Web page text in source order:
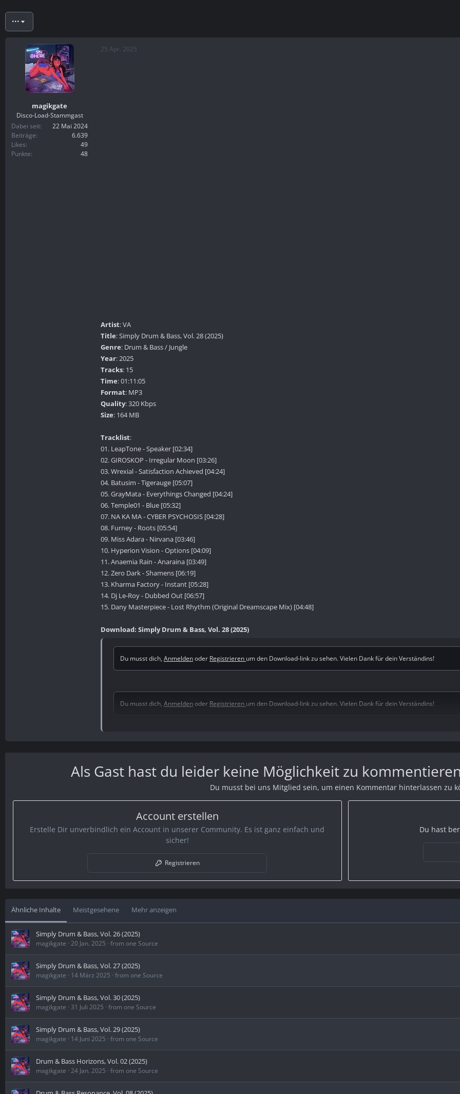
t
a
m
•••
magikgate
Disco-Load-Stammgast
Dabei seit
22 Mai 2024
Beiträge
6.639
Likes
49
Punkte
48
25 Apr. 2025
Artist: VA
Title: Simply Drum & Bass, Vol. 28 (2025)
Genre: Drum & Bass / Jungle
Year: 2025
Tracks: 15
Time: 01:11:05
Format: MP3
Quality: 320 Kbps
Size: 164 MB
Tracklist:
01. LeapTone - Speaker [02:34]
02. GIROSKOP - Irregular Moon [03:26]
03. Wrexial - Satisfaction Achieved [04:24]
04. Batusim - Tigerauge [05:07]
05. GrayMata - Everythings Changed [04:24]
06. Temple01 - Blue [05:32]
07. NA KA MA - CYBER PSYCHOSIS [04:28]
08. Furney - Roots [05:54]
09. Miss Adara - Nirvana [03:46]
10. Hyperion Vision - Options [04:09]
11. Anaemia Rain - Anaraina [03:49]
12. Zero Dark - Shamens [06:19]
13. Kharma Factory - Instant [05:28]
14. Dj Le-Roy - Dubbed Out [06:57]
15. Dany Masterpiece - Lost Rhythm (Original Dreamscape Mix) [04:48]
Download: Simply Drum & Bass, Vol. 28 (2025)
Du musst dich, Anmeldenoder Registrieren um den Download-link zu sehen. Vielen Dank für dein Verständins!
Du musst dich, Anmeldenoder Registrieren um den Download-link zu sehen. Vielen Dank für dein Verständins!
um den Download-link zu sehen. Vielen Dank für dein Verständins!
Anmelden
Als Gast hast du leider keine Möglichkeit zu
Du musst bei uns Mitglied sein, um einen Kommentar hinterlassen zu
Account erstellen
Erstelle Dir unverbindlich ein Account in unserer Community. Es ist ganz einfach und
sicher!
Registrieren
Du hast
Ähnliche Inhalte Meistgesehene Mehr anzeigen
Simply Drum & Bass, Vol. 26 (2025)
magikgate 20 Jan. 2025 from one Source
Simply Drum & Bass, Vol. 27 (2025)
magikgate 14 März 2025 from one Source
Simply Drum & Bass, Vol. 30 (2025)
magikgate 31 Juli 2025 from one Source
Simply Drum & Bass, Vol. 29 (2025)
magikgate 14 Juni 2025 from one Source
Drum & Bass Horizons, Vol. 02 (2025)
magikgate 24 Jan. 2025 from one Source